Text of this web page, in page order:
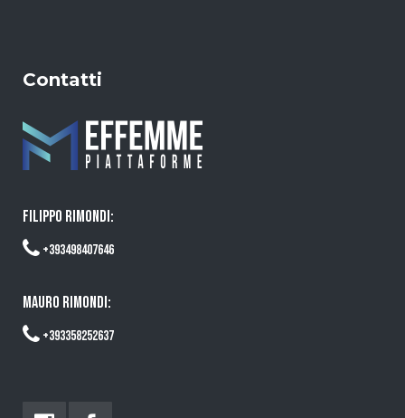
Contatti
FILIPPO RIMONDI:
+393498407646
MAURO RIMONDI:
+393358252637